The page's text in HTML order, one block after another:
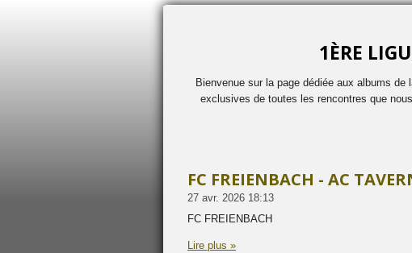
1ÈRE
Bienvenue sur la page dédiée aux albums
exclusives de toutes les rencontres que
FC FREIENBACH - AC
27 avr. 2026 18:13
FC FREIENBACH
Lire plus »